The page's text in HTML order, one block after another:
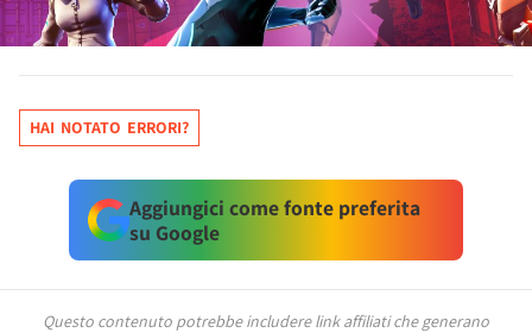
HAI NOTATO ERRORI?
Aggiungici come fonte preferita
su Google
Questo contenuto potrebbe includere link affiliati che generano